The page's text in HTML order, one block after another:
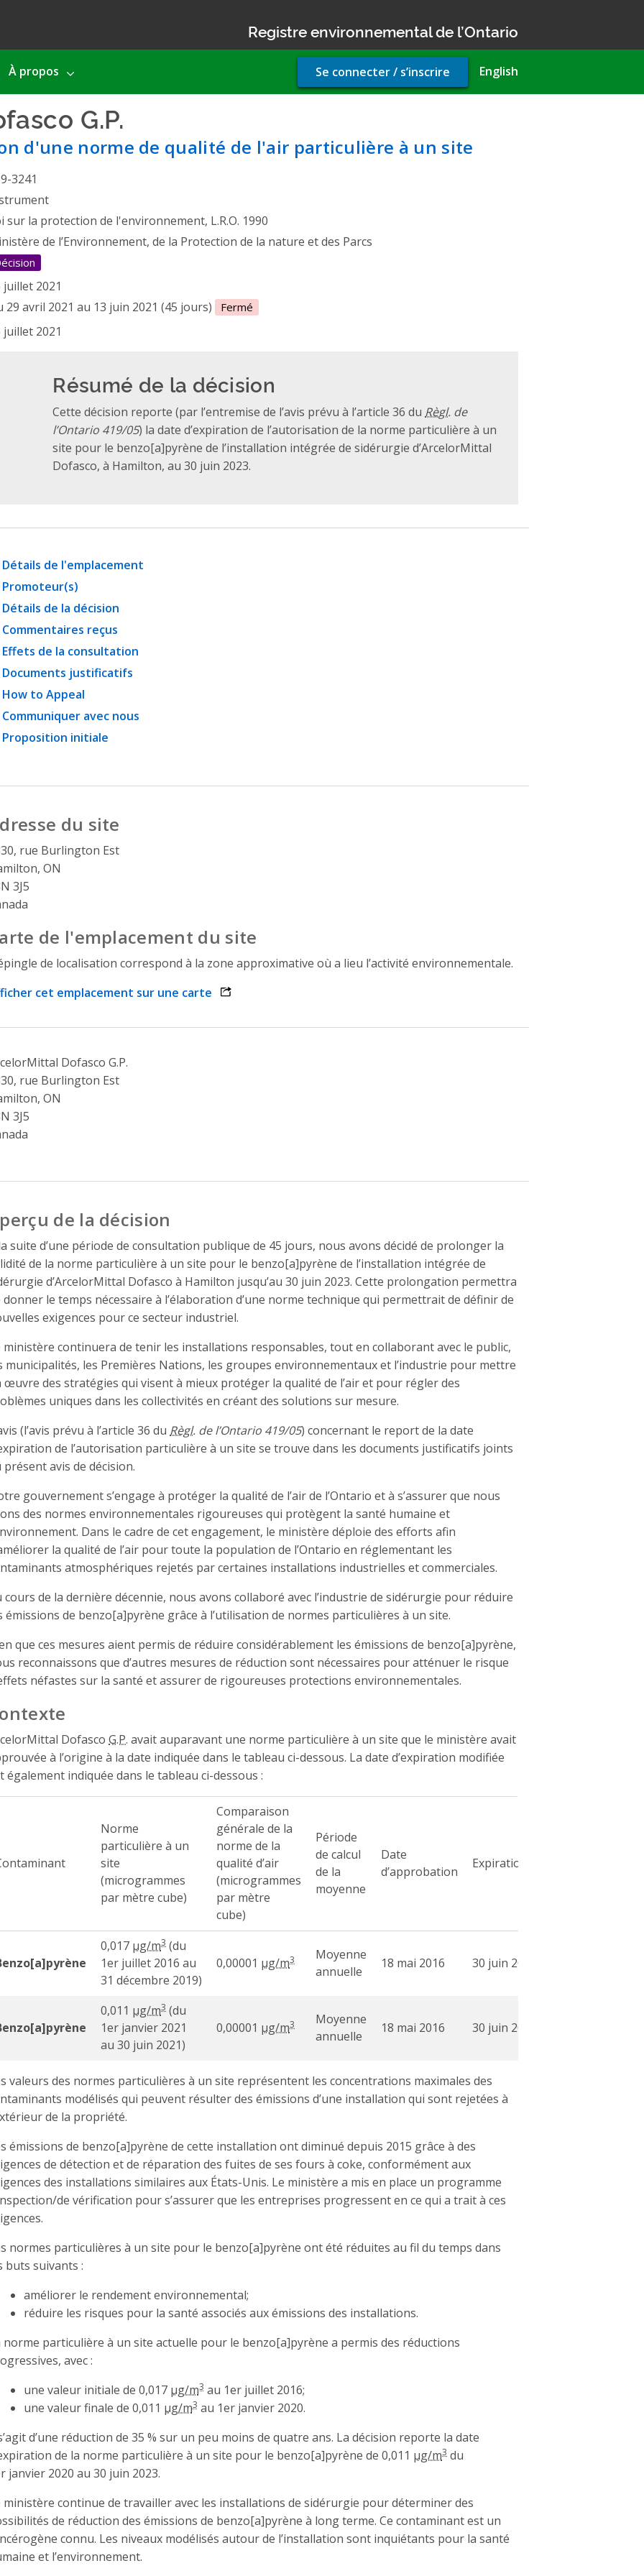
Registre environnemental de l’Ontario
À propos English
User
account
Se connecter / s’inscrire
G.P.
d'une norme de qualité de l'air particulière à un site
3241
sur la protection de l'environnement, L.R.O. 1990
de l’Environnement, de la Protection de la nature et des Parcs
juillet 2021
29 avril 2021 au 13 juin 2021 (45 jours) Fermé
juillet 2021
Résumé de la décision
Cette décision reporte (par l’entremise de l’avis prévu à l’article 36 du Règl. de
l’Ontario 419/05) la date d’expiration de l’autorisation de la norme particulière à un
site pour le benzo[a]pyrène de l’installation intégrée de sidérurgie d’ArcelorMittal
Dofasco, à Hamilton, au 30 juin 2023.
Détails de l'emplacement
Promoteur(s)
Détails de la décision
Commentaires reçus
Effets de la consultation
Documents justificatifs
How to Appeal
Communiquer avec nous
Proposition initiale
du site
rue Burlington Est
ON
3J5
de l'emplacement du site
de localisation correspond à la zone approximative où a lieu l’activité environnementale.
cet emplacement sur une carte opens link in a new window
Dofasco G.P.
rue Burlington Est
ON
3J5
de la décision
suite d’une période de consultation publique de 45 jours, nous avons décidé de prolonger la
de la norme particulière à un site pour le benzo[a]pyrène de l’installation intégrée de
d’ArcelorMittal Dofasco à Hamilton jusqu’au 30 juin 2023. Cette prolongation permettra
donner le temps nécessaire à l’élaboration d’une norme technique qui permettrait de définir de
exigences pour ce secteur industriel.
ministère continuera de tenir les installations responsables, tout en collaborant avec le public,
municipalités, les Premières Nations, les groupes environnementaux et l’industrie pour mettre
œuvre des stratégies qui visent à mieux protéger la qualité de l’air et pour régler des
uniques dans les collectivités en créant des solutions sur mesure.
(l’avis prévu à l’article 36 du Règl. de l’Ontario 419/05) concernant le report de la date
de l’autorisation particulière à un site se trouve dans les documents justificatifs joints
présent avis de décision.
gouvernement s’engage à protéger la qualité de l’air de l’Ontario et à s’assurer que nous
des normes environnementales rigoureuses qui protègent la santé humaine et
Dans le cadre de cet engagement, le ministère déploie des efforts afin
la qualité de l’air pour toute la population de l’Ontario en réglementant les
atmosphériques rejetés par certaines installations industrielles et commerciales.
cours de la dernière décennie, nous avons collaboré avec l’industrie de sidérurgie pour réduire
émissions de benzo[a]pyrène grâce à l’utilisation de normes particulières à un site.
que ces mesures aient permis de réduire considérablement les émissions de benzo[a]pyrène,
reconnaissons que d’autres mesures de réduction sont nécessaires pour atténuer le risque
néfastes sur la santé et assurer de rigoureuses protections environnementales.
Dofasco G.P. avait auparavant une norme particulière à un site que le ministère avait
à l’origine à la date indiquée dans le tableau ci-dessous. La date d’expiration modifiée
également indiquée dans le tableau ci-dessous :
Norme
particulière à un
site
(microgrammes
par mètre cube)
Comparaison
générale de la
norme de la
qualité d’air
(microgrammes
par mètre
cube)
Période
de calcul
de la
moyenne
Date
d’approbation
Expiration
0,017 µg/m3 (du
1er juillet 2016 au
31 décembre 2019)
0,00001 µg/m3
Moyenne
annuelle
18 mai 2016 30 juin 2023
0,011 µg/m3 (du
1er janvier 2021
au 30 juin 2021)
0,00001 µg/m3
Moyenne
annuelle
18 mai 2016 30 juin 2023
valeurs des normes particulières à un site représentent les concentrations maximales des
modélisés qui peuvent résulter des émissions d’une installation qui sont rejetées à
de la propriété.
émissions de benzo[a]pyrène de cette installation ont diminué depuis 2015 grâce à des
de détection et de réparation des fuites de ses fours à coke, conformément aux
des installations similaires aux États-Unis. Le ministère a mis en place un programme
de vérification pour s’assurer que les entreprises progressent en ce qui a trait à ces
normes particulières à un site pour le benzo[a]pyrène ont été réduites au fil du temps dans
buts suivants :
améliorer le rendement environnemental;
réduire les risques pour la santé associés aux émissions des installations.
norme particulière à un site actuelle pour le benzo[a]pyrène a permis des réductions
avec :
une valeur initiale de 0,017 µg/m3 au 1er juillet 2016;
une valeur finale de 0,011 µg/m3 au 1er janvier 2020.
d’une réduction de 35 % sur un peu moins de quatre ans. La décision reporte la date
de la norme particulière à un site pour le benzo[a]pyrène de 0,011 µg/m3 du
janvier 2020 au 30 juin 2023.
ministère continue de travailler avec les installations de sidérurgie pour déterminer des
de réduction des émissions de benzo[a]pyrène à long terme. Ce contaminant est un
connu. Les niveaux modélisés autour de l’installation sont inquiétants pour la santé
et l’environnement.